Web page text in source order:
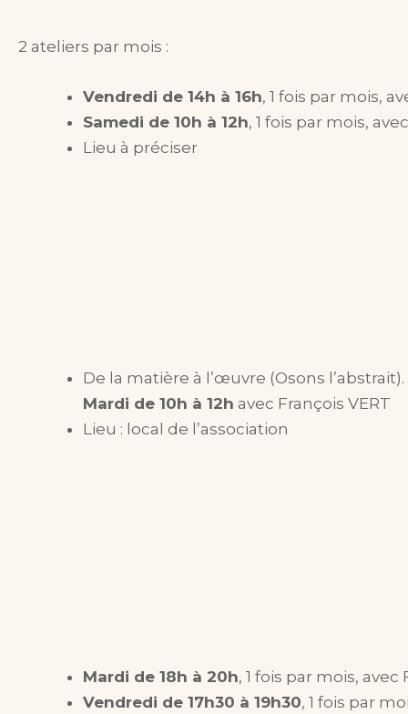
2 ateliers par mois :
Vendredi de 14h à 16h, 1 fois par mois,
Samedi de 10h à 12h, 1 fois par mois,
Lieu à préciser
De la matière à l’œuvre (Osons l’abstrait).
Mardi de 10h à 12h avec François VERT
Lieu : local de l’association
Mardi de 18h à 20h, 1 fois par mois, avec
Vendredi de 17h30 à 19h30, 1 fois par